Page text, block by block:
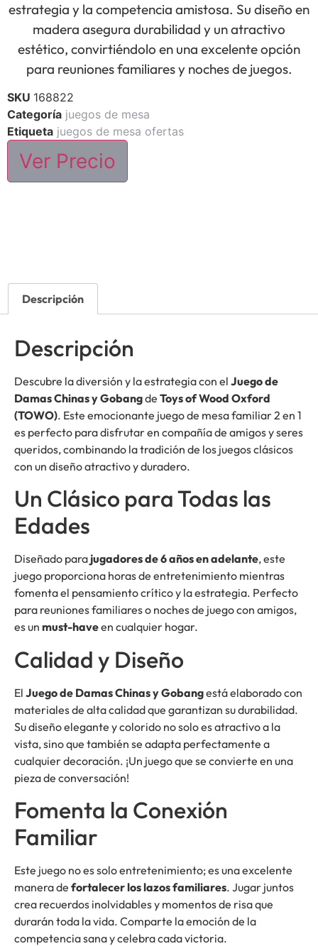
estrategia y la competencia amistosa. Su diseño en
madera asegura durabilidad y un atractivo
estético, convirtiéndolo en una excelente opción
para reuniones familiares y noches de juegos.
SKU 168822
Categoría juegos de mesa
Etiqueta juegos de mesa ofertas
Ver Precio
Descripción
Descripción
Descubre la diversión y la estrategia con el Juego de
Damas Chinas y Gobangde Toys of Wood Oxford
(TOWO). Este emocionante juego de mesa familiar 2 en 1
es perfecto para disfrutar en compañía de amigos y seres
queridos, combinando la tradición de los juegos clásicos
con un diseño atractivo y duradero.
Un Clásico para Todas las
Edades
Diseñado para jugadores de 6 años en adelante, este
juego proporciona horas de entretenimiento mientras
fomenta el pensamiento crítico y la estrategia. Perfecto
para reuniones familiares o noches de juego con amigos,
es un must-haveen cualquier hogar.
Calidad y Diseño
El Juego de Damas Chinas y Gobangestá elaborado con
materiales de alta calidad que garantizan su durabilidad.
Su diseño elegante y colorido no solo es atractivo a la
vista, sino que también se adapta perfectamente a
cualquier decoración. ¡Un juego que se convierte en una
pieza de conversación!
Fomenta la Conexión
Familiar
Este juego no es solo entretenimiento; es una excelente
manera de fortalecer los lazos familiares. Jugar juntos
crea recuerdos inolvidables y momentos de risa que
durarán toda la vida. Comparte la emoción de la
competencia sana y celebra cada victoria.